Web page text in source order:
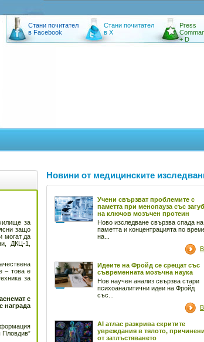
Стани почитател
в Facebook
Стани почитател
в X
Press
+ D
за
защо
могат да
ДКЦ-1,
– това е
за
с
награда
Пловдив”
Новини от медицинските
Учени свързват проблемите с
паметта при менопауза със
на ключов мозъчен протеин
Ново изследване свързва спада на
паметта и концентрацията по
на...
Идеите на Фройд се срещат със
съвременната мозъчна наука
Нов научен анализ свързва стари
психоаналитични идеи на Фройд
със...
AI атлас разкрива скритите
увреждания в тялото, причинени
от затлъстяването